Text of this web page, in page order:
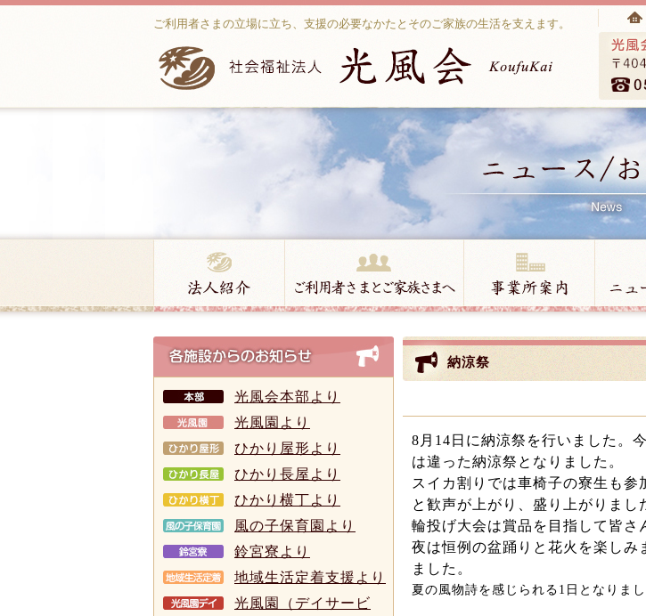
ご利用者さまの立場に立ち、支援の必要なかたとそのご家族の生活を支えます。
光風会本部より
光風園より
ひかり屋形より
ひかり長屋より
ひかり横丁より
風の子保育園より
鈴宮寮より
地域生活定着支援より
光風園（デイサービ
納涼祭
8 月 14 日に納涼祭を行いました。
は違った納涼祭となりました。
スイカ割りでは車椅子の寮生も
と歓声が上がり、盛り上がりまし
輪投げ大会は賞品を目指して皆さ
夜は恒例の盆踊りと花火を楽しみ
ました。
夏の風物詩を感じられる 1 日となりまし